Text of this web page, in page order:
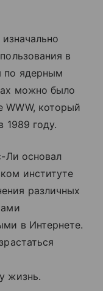
в
по ядерным
можно было
который
1989 году.
Ли основал
институте
различных
в Интернете.
жизнь.